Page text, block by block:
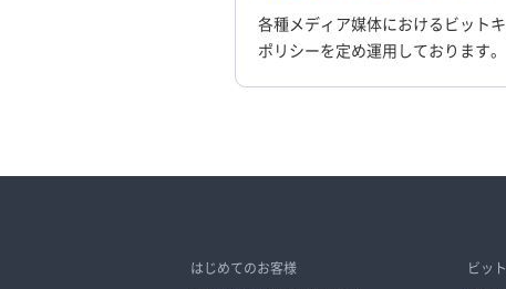
各種メディア媒体におけるビット
ポリシーを定め運用しております。
はじめてのお客様 ビッ